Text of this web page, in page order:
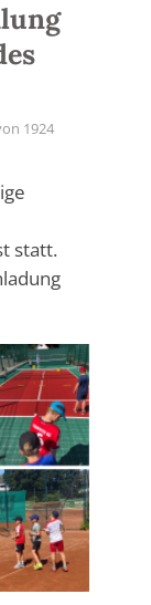
1924
statt.